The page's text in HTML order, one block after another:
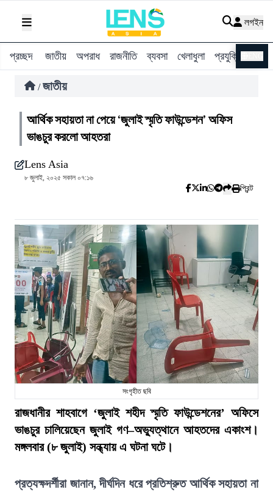
লগইন
প্রচ্ছদ জাতীয় অপরাধ রাজনীতি ব্যবসা খেলাধুলা প্রযুক্তি
/ জাতীয়
আর্থিক সহায়তা না পেয়ে ‘জুলাই স্মৃতি ফাউন্ডেশন’ অফিস
ভাঙচুর করলো আহতরা
Lens Asia
৮ জুলাই, ২০২৫ সকাল ০৭:১৬
প্রিন্ট
সংগৃহীত ছবি
রাজধানীর শাহবাগে ‘জুলাই শহীদ স্মৃতি ফাউন্ডেশনের’ অফিসে
ভাঙচুর চালিয়েছেন জুলাই গণ–অভ্যুত্থানে আহতদের একাংশ।
মঙ্গলবার (৮ জুলাই) সন্ধ্যায় এ ঘটনা ঘটে।
প্রত্যক্ষদর্শীরা জানান, দীর্ঘদিন ধরে প্রতিশ্রুত আর্থিক সহায়তা না